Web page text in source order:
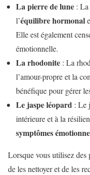
La pierre de lune : La
l’équilibre hormonal
Elle est également
émotionnelle.
La rhodonite : La
l’amour-propre et la
bénéfique pour gérer
Le jaspe léopard : Le
intérieure et à la
symptômes
Lorsque vous utilisez
de les nettoyer et de les